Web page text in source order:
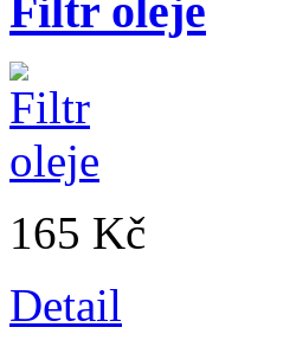
Filtr oleje
165 Kč
Detail